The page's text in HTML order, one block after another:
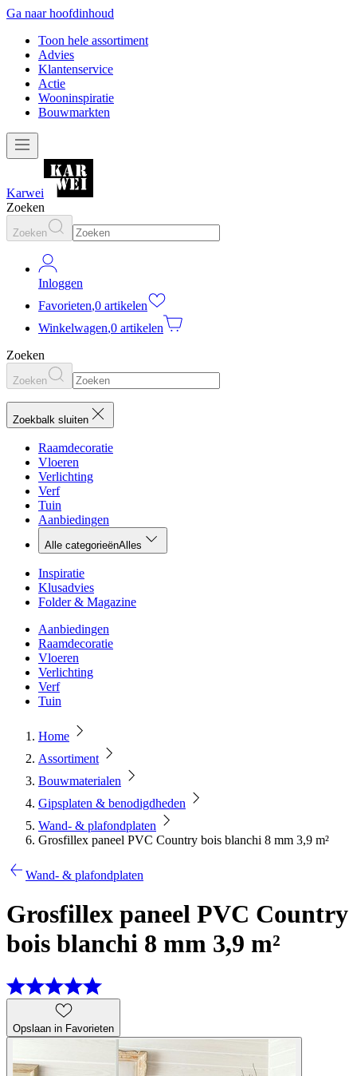
Ga naar hoofdinhoud
Toon hele assortiment
Advies
Klantenservice
Actie
Wooninspiratie
Bouwmarkten
Karwei
Zoeken
Zoeken
Inloggen
Favorieten,0 artikelen
Winkelwagen,0 artikelen
Zoeken
Zoeken
Zoekbalk sluiten
Raamdecoratie
Vloeren
Verlichting
Verf
Tuin
Aanbiedingen
Alle categorieënAlles
Inspiratie
Klusadvies
Folder & Magazine
Aanbiedingen
Raamdecoratie
Vloeren
Verlichting
Verf
Tuin
Home
Assortiment
Bouwmaterialen
Gipsplaten & benodigdheden
Wand- & plafondplaten
Grosfillex paneel PVC Country bois blanchi 8 mm 3,9 m²
Wand- & plafondplaten
Grosfillex paneel PVC Country
bois blanchi 8 mm 3,9 m²
Opslaan in Favorieten